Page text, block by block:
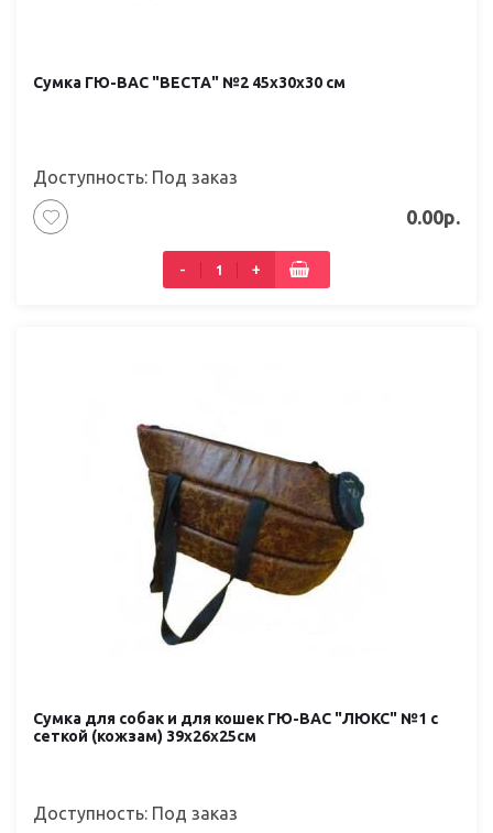
Сумка ГЮ-ВАС "ВЕСТА" №2 45х30х30 см
Доступность: Под заказ
0.00р.
- +
Сумка для собак и для кошек ГЮ-ВАС "ЛЮКС" №1 с
сеткой (кожзам) 39х26х25см
Доступность: Под заказ